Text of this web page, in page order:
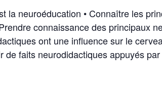
la neuroéducation • Connaître les
connaissance des principaux
ont une influence sur le
de faits neurodidactiques appuyés